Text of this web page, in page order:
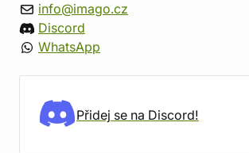
info@imago.cz
Discord
WhatsApp
Přidej se na Discord!